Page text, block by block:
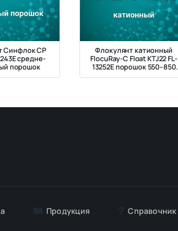
Синфлок CP
средне-
порошок
Флокулянт катионный
FlocuRay-C Float KTJ22 FL-
13252E порошок 550–850
Продукция Справочник